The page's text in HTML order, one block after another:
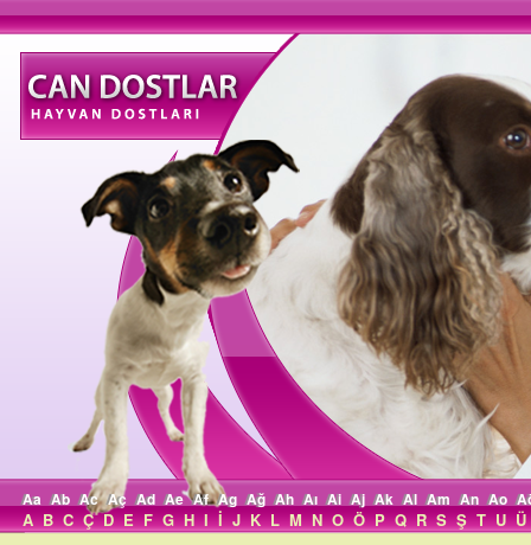
Aa Ab Ac Aç Ad Ae Af Ag Ağ Ah Aı Ai Aj Ak Al Am An Ao
A B C Ç D E F G H I İ J K L M N O Ö P Q R S Ş T U Ü